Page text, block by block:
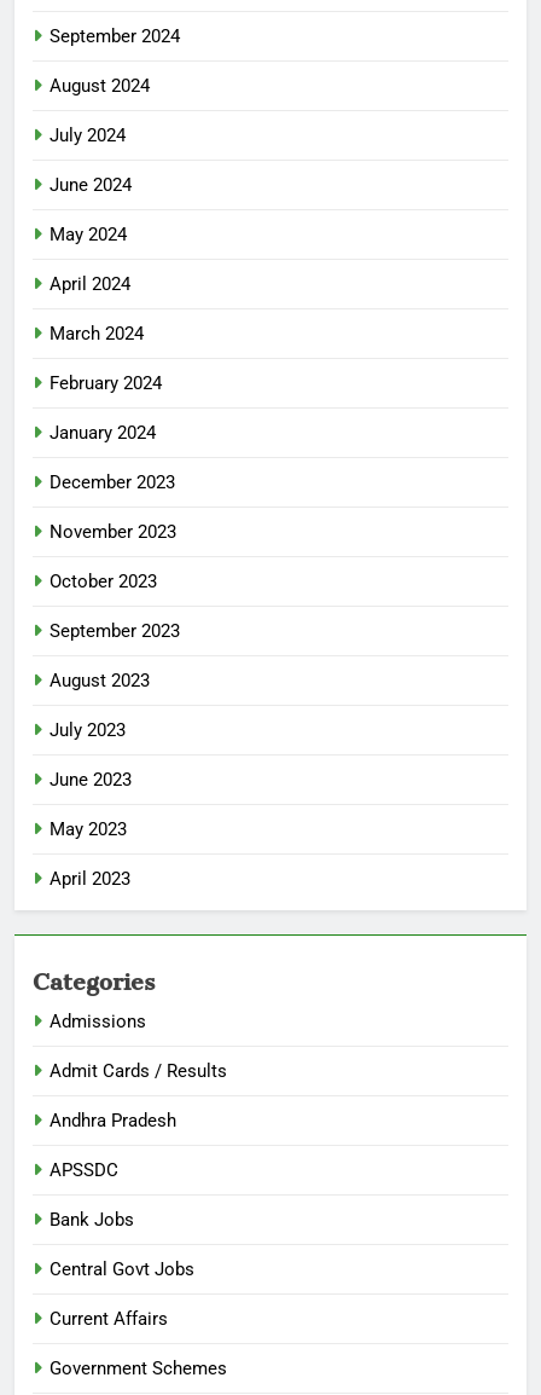
September 2024
August 2024
July 2024
June 2024
May 2024
April 2024
March 2024
February 2024
January 2024
December 2023
November 2023
October 2023
September 2023
August 2023
July 2023
June 2023
May 2023
April 2023
Categories
Admissions
Admit Cards / Results
Andhra Pradesh
APSSDC
Bank Jobs
Central Govt Jobs
Current Affairs
Government Schemes